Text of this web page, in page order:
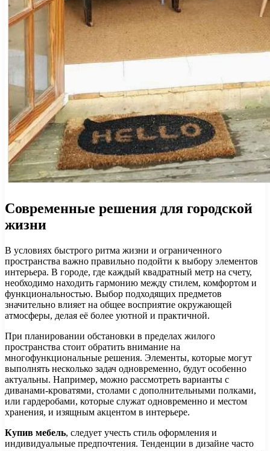
Современные решения для городской
жизни
В условиях быстрого ритма жизни и ограниченного
пространства важно правильно подойти к выбору элементов
интерьера. В городе, где каждый квадратный метр на счету,
необходимо находить гармонию между стилем, комфортом и
функциональностью. Выбор подходящих предметов
значительно влияет на общее восприятие окружающей
атмосферы, делая её более уютной и практичной.
При планировании обстановки в пределах жилого
пространства стоит обратить внимание на
многофункциональные решения. Элементы, которые могут
выполнять несколько задач одновременно, будут особенно
актуальны. Например, можно рассмотреть варианты с
диванами-кроватями, столами с дополнительными полками,
или гардеробами, которые служат одновременно и местом
хранения, и изящным акцентом в интерьере.
Купив мебель, следует учесть стиль оформления и
индивидуальные предпочтения. Тенденции в дизайне часто